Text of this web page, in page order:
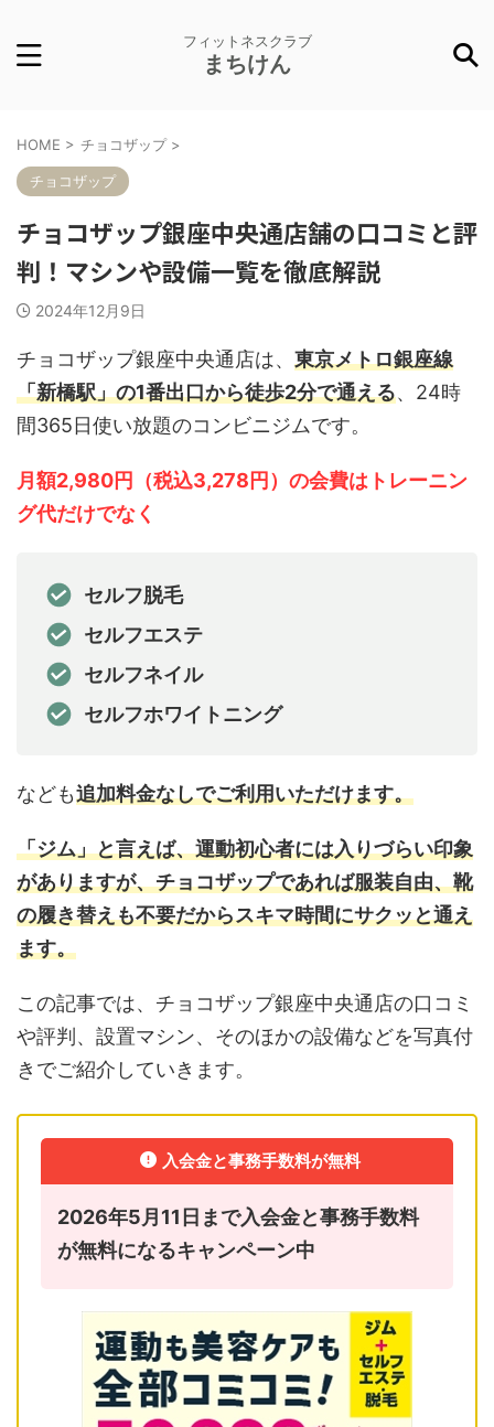
フィットネスクラブ
まちけん
HOME > チョコザップ >
チョコザップ
チョコザップ銀座中央通店舗の口コミと評
判！マシンや設備一覧を徹底解説
2024年12月9日
チョコザップ銀座中央通店は、 東京メトロ銀座線
「新橋駅」の1番出口から徒歩2分で通える、24時
間365日使い放題のコンビニジムです。
月額2,980円（税込3,278円）の会費はトレーニン
グ代だけでなく
セルフ脱毛
セルフエステ
セルフネイル
セルフホワイトニング
なども追加料金なしでご利用いただけます。
「ジム」と言えば、運動初心者には入りづらい印象
がありますが、チョコザップであれば服装自由、靴
の履き替えも不要だからスキマ時間にサクッと通え
ます。
この記事では、チョコザップ銀座中央通店の口コミ
や評判、設置マシン、そのほかの設備などを写真付
きでご紹介していきます。
入会金と事務手数料が無料
2026年5月11日まで入会金と事務手数料
が無料になるキャンペーン中